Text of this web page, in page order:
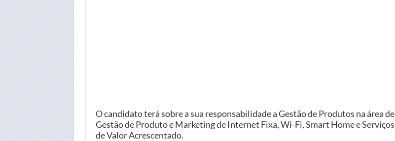
O candidato terá sobre a sua responsabilidade a Gestão de Produtos na área de
Gestão de Produto e Marketing de Internet Fixa, Wi-Fi, Smart Home e Serviços
de Valor Acrescentado.